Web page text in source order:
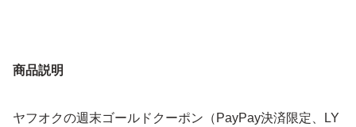
商品説明
ヤフオクの週末ゴールドクーポン（PayPay決済限定、LY